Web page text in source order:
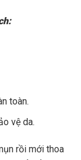
toàn.
vệ da.
rồi mới thoa